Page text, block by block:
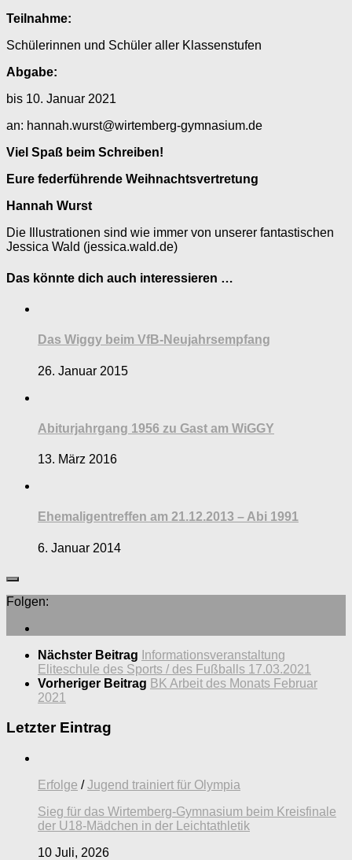
Teilnahme:
Schülerinnen und Schüler aller Klassenstufen
Abgabe:
bis 10. Januar 2021
an: hannah.wurst@wirtemberg-gymnasium.de
Viel Spaß beim Schreiben!
Eure federführende Weihnachtsvertretung
Hannah Wurst
Die Illustrationen sind wie immer von unserer fantastischen
Jessica Wald (jessica.wald.de)
Das könnte dich auch interessieren …
Das Wiggy beim VfB-Neujahrsempfang
26. Januar 2015
Abiturjahrgang 1956 zu Gast am WiGGY
13. März 2016
Ehemaligentreffen am 21.12.2013 – Abi 1991
6. Januar 2014
Folgen:
Nächster Beitrag Informationsveranstaltung
Eliteschule des Sports / des Fußballs 17.03.2021
Vorheriger Beitrag BK Arbeit des Monats Februar
2021
Letzter Eintrag
Erfolge /Jugend trainiert für Olympia
Sieg für das Wirtemberg-Gymnasium beim Kreisfinale
der U18-Mädchen in der Leichtathletik
10 Juli, 2026